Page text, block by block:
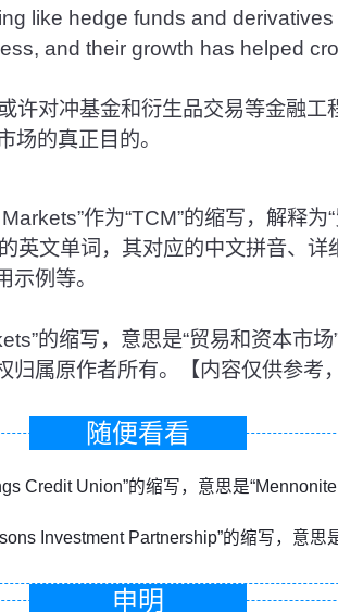
like hedge funds and
and their growth has helped
许对冲基金和衍生品交易等金融工
场的真正目的。
作为“TCM”的缩写，解释为
英文单词，其对应的中文拼音、详
例等。
的缩写，意思是“贸易和资本市
归属原作者所有。【内容仅供参考
随便看看
Credit Union”的缩写，意思是
Investment Partnership”的缩写，意思
申明